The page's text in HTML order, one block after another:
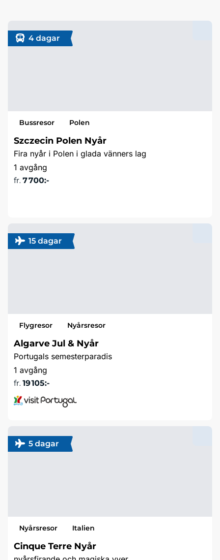
4 dagar
Bussresor Polen
Szczecin Polen Nyår
Fira nyår i Polen i glada vänners lag
1 avgång
fr. 7 700:-
15 dagar
Flygresor Nyårsresor
Algarve Jul & Nyår
Portugals semesterparadis
1 avgång
fr. 19 105:-
5 dagar
Nyårsresor Italien
Cinque Terre Nyår